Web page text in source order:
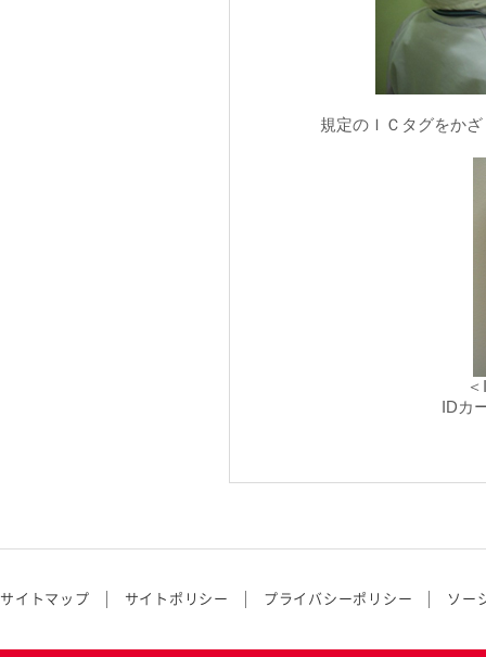
規定のＩＣタグをか
IDカ
サイトマップ サイトポリシー プライバシーポリシー ソー